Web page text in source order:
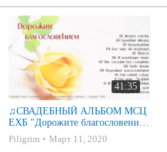
41:35
♫СВАДЕБНЫЙ АЛЬБОМ МСЦ
ЕХБ "Дорожите благословением
- Христианские песни.
Музыкальный диск. Псалмы
Piligrim Март 11, 2020